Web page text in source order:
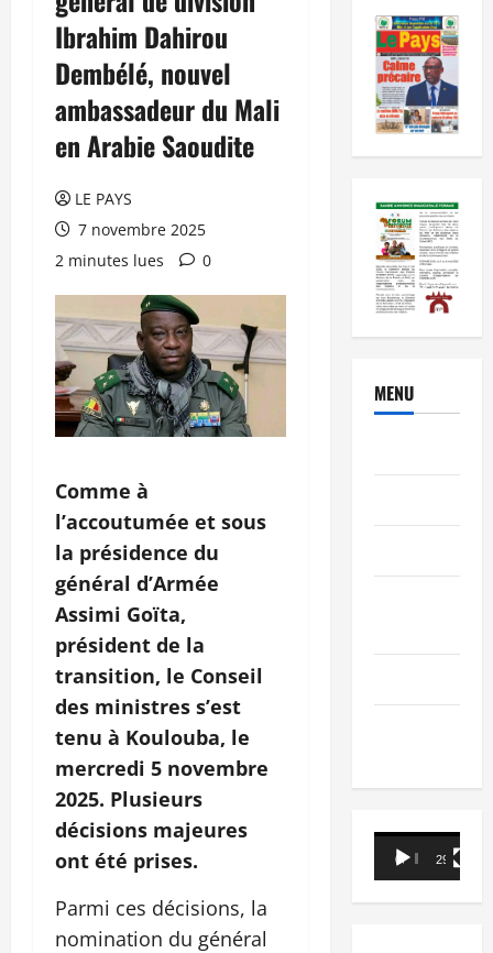
Ibrahim Dahirou
Dembélé, nouvel
ambassadeur du Mali
en Arabie Saoudite
LE PAYS
7 novembre 2025
2 minutes lues
0
Comme à
l’accoutumée et sous
la présidence du
général d’Armée
Assimi Goïta,
président de la
transition, le Conseil
des ministres s’est
tenu à Koulouba, le
mercredi 5 novembre
2025. Plusieurs
décisions majeures
ont été prises.
Parmi ces décisions, la
nomination du général
MENU
Lecteur
vidéo
00:00 29:21